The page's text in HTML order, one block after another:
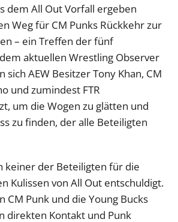
dem All Out Vorfall ergeben
Weg für CM Punks Rückkehr zur
– ein Treffen der fünf
aktuellen Wrestling Observer
AEW Besitzer Tony Khan, CM
und zumindest FTR
um die Wogen zu glätten und
zu finden, der alle Beteiligten
keiner der Beteiligten für die
Kulissen von All Out entschuldigt.
CM Punk und die Young Bucks
direkten Kontakt und Punk